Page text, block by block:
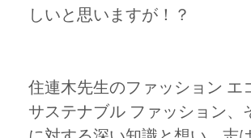
しいと思いますが！？
住連木先生のファッション エ
サステナブル ファッション、